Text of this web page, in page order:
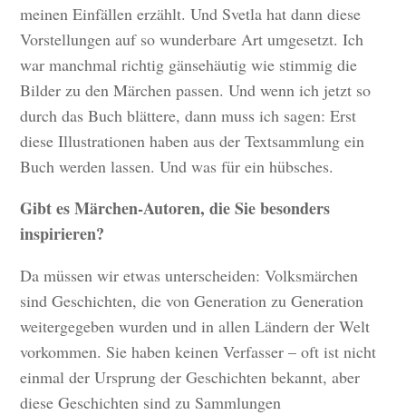
meinen Einfällen erzählt. Und Svetla hat dann diese
Vorstellungen auf so wunderbare Art umgesetzt. Ich
war manchmal richtig gänsehäutig wie stimmig die
Bilder zu den Märchen passen. Und wenn ich jetzt so
durch das Buch blättere, dann muss ich sagen: Erst
diese Illustrationen haben aus der Textsammlung ein
Buch werden lassen. Und was für ein hübsches.
Gibt es Märchen-Autoren, die Sie besonders
inspirieren?
Da müssen wir etwas unterscheiden: Volksmärchen
sind Geschichten, die von Generation zu Generation
weitergegeben wurden und in allen Ländern der Welt
vorkommen. Sie haben keinen Verfasser – oft ist nicht
einmal der Ursprung der Geschichten bekannt, aber
diese Geschichten sind zu Sammlungen